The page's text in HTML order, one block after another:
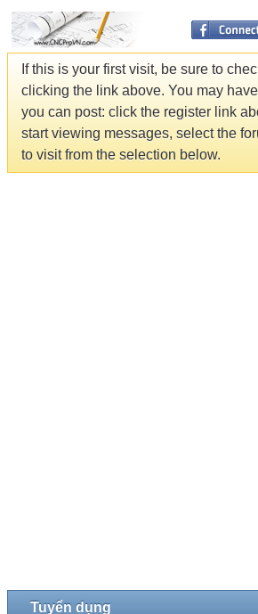
If this is your first visit, be sure to
clicking the link above. You may
you can post: click the register link
start viewing messages, select the
to visit from the selection below.
Tuyển dụng